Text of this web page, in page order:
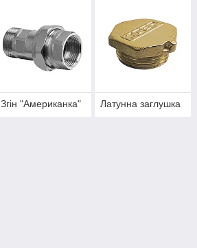
Згін "Американка" Латунна заглушка